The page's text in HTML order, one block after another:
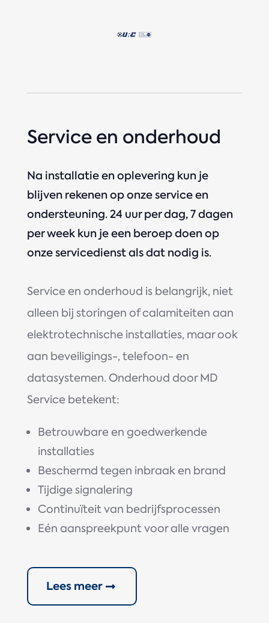
Service en onderhoud
Na installatie en oplevering kun je
blijven rekenen op onze service en
ondersteuning. 24 uur per dag, 7 dagen
per week kun je een beroep doen op
onze servicedienst als dat nodig is.
Service en onderhoud is belangrijk, niet
alleen bij storingen of calamiteiten aan
elektrotechnische installaties, maar ook
aan beveiligings-, telefoon- en
datasystemen. Onderhoud door MD
Service betekent:
Betrouwbare en goedwerkende
installaties
Beschermd tegen inbraak en brand
Tijdige signalering
Continuïteit van bedrijfsprocessen
Eén aanspreekpunt voor alle vragen
Lees meer